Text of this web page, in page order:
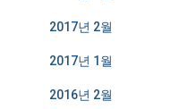
2017년 2월
2017년 1월
2016년 2월